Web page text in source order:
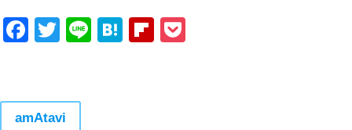
Facebook
Twitter
LineHatenaFlipboard
amAtavi